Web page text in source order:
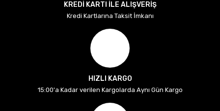
KREDİ KARTI İLE ALIŞVERİŞ
Kredi Kartlarına Taksit İmkanı
HIZLI KARGO
15:00'a Kadar verilen Kargolarda Aynı Gün Kargo